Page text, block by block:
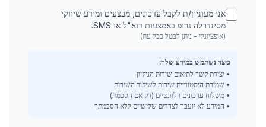
אני מעוניין/ת לקבל עדכונים, מבצעים ומידע שיווקי
מסינדרלה גרופ באמצעות דוא"ל או SMS.
(אופציונלי - ניתן לבטל בכל עת)
כיצד נשתמש במידע שלך:
• יצירת קשר לתיאום שירות הניקיון
• שמירת היסטוריית שירות לשיפור השירות
• משלוח עדכונים רלוונטיים (רק אם הסכמת)
• המידע לא יועבר לצדדים שלישיים ללא הסכמתך